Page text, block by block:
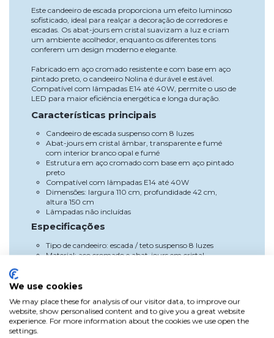
Este candeeiro de escada proporciona um efeito luminoso
sofisticado, ideal para realçar a decoração de corredores e
escadas. Os abat-jours em cristal suavizam a luz e criam
um ambiente acolhedor, enquanto os diferentes tons
conferem um design moderno e elegante.
Fabricado em aço cromado resistente e com base em aço
pintado preto, o candeeiro Nolina é durável e estável.
Compatível com lâmpadas E14 até 40W, permite o uso de
LED para maior eficiência energética e longa duração.
Características principais
Candeeiro de escada suspenso com 8 luzes
Abat-jours em cristal âmbar, transparente e fumé
com interior branco opal e fumé
Estrutura em aço cromado com base em aço pintado
preto
Compatível com lâmpadas E14 até 40W
Dimensões: largura 110 cm, profundidade 42 cm,
altura 150 cm
Lâmpadas não incluídas
Especificações
Tipo de candeeiro: escada / teto suspenso 8 luzes
Material: aço cromado e abat-jours em cristal
Fonte de luz incluída: não
Vantagens
O candeeiro Nolina ilumina de forma uniforme e decorativa
escadas e espaços amplos, adicionando um toque moderno e
We use cookies
We may place these for analysis of our visitor data, to improve our
website, show personalised content and to give you a great website
experience. For more information about the cookies we use open the
settings.